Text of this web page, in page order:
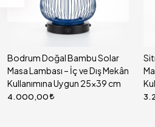
Bodrum Doğal Bambu Solar
Masa Lambası – İç ve Dış Mekân
Kullanımına Uygun 25x39 cm
4.000,00